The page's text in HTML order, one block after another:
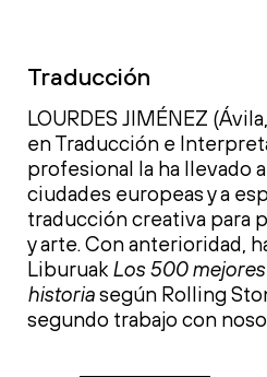
Traducción
LOURDES JIMÉNEZ
en Traducción e
profesional la ha llevado
ciudades europeas y a
traducción creativa para
y arte. Con anterioridad,
Liburuak Los 500
historiasegún Rolling
segundo trabajo con